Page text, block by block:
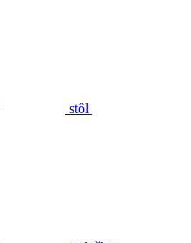
stôl